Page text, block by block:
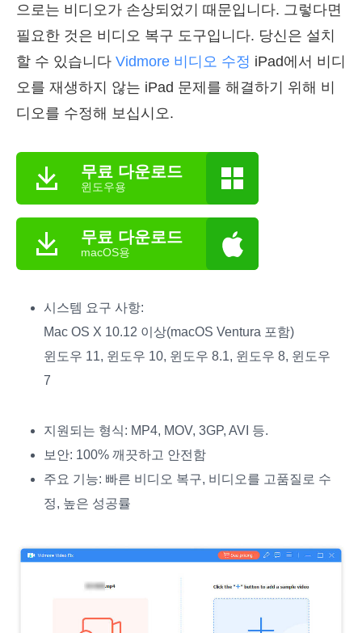
으로는 비디오가 손상되었기 때문입니다. 그렇다면
필요한 것은 비디오 복구 도구입니다. 당신은 설치
할 수 있습니다 Vidmore 비디오 수정 iPad에서 비디
오를 재생하지 않는 iPad 문제를 해결하기 위해 비
디오를 수정해 보십시오.
무료 다운로드
윈도우용
무료 다운로드
macOS용
시스템 요구 사항:
Mac OS X 10.12 이상(macOS Ventura 포함)
윈도우 11, 윈도우 10, 윈도우 8.1, 윈도우 8, 윈도우
7
지원되는 형식: MP4, MOV, 3GP, AVI 등.
보안: 100% 깨끗하고 안전함
주요 기능: 빠른 비디오 복구, 비디오를 고품질로 수
정, 높은 성공률